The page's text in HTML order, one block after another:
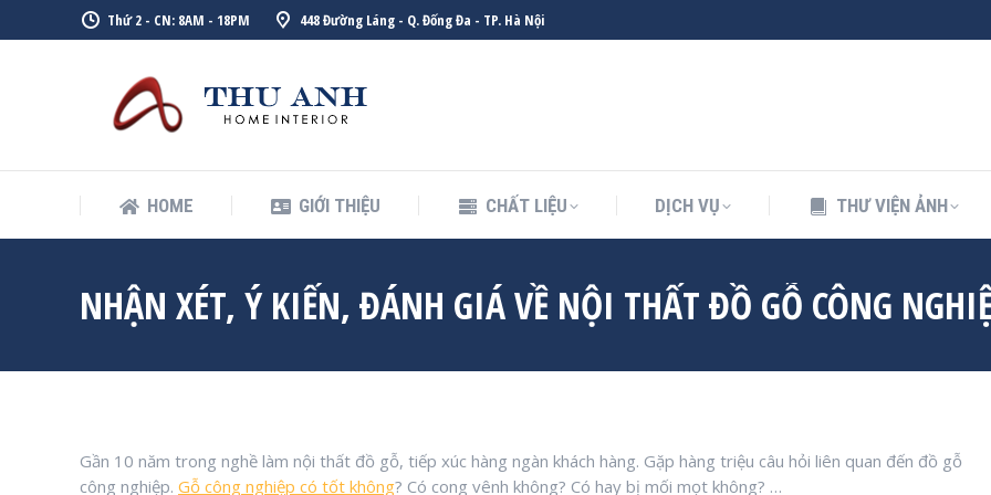
Thứ 2 - CN: 8AM - 18PM 448 Đường Láng - Q. Đống Đa - TP. Hà Nội
HOME GIỚI THIỆU CHẤT LIỆU DỊCH VỤ THƯ VIỆN ẢNH
NHẬN XÉT, Ý KIẾN, ĐÁNH GIÁ VỀ NỘI THẤT ĐỒ GỖ CÔNG
Gần 10 năm trong nghề làm nội thất đồ gỗ, tiếp xúc hàng ngàn khách hàng. Gặp hàng triệu câu hỏi liên quan đến đồ gỗ
công nghiệp. Gỗ công nghiệp có tốt không? Có cong vênh không? Có hay bị mối mọt không? …
HOME GIỚI THIỆU CHẤT LIỆU DỊCH VỤ THƯ VIỆN ẢNH